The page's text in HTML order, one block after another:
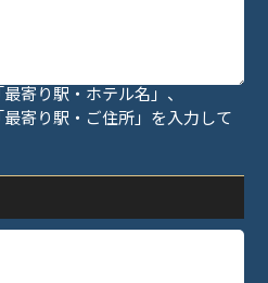
寄り駅・ホテル名」、
寄り駅・ご住所」を入力して